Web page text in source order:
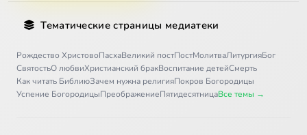
Тематические страницы медиатеки
Рождество ХристовоПасхаВеликий постПостМолитваЛитургияБог
СвятостьО любвиХристианский бракВоспитание детейСмерть
Как читать БиблиюЗачем нужна религияПокров Богородицы
Успение БогородицыПреображениеПятидесятницаВсе темы →